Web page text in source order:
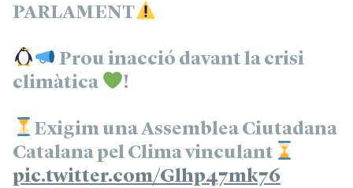
PARLAMENT
Prou inacció davant la crisi
climàtica
!
Exigim una Assemblea Ciutadana
Catalana pel Clima vinculant
pic.twitter.com/Glhp47mk76